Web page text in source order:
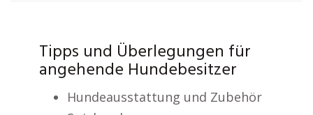
Tipps und Überlegungen für
angehende Hundebesitzer
Hundeausstattung und Zubehör